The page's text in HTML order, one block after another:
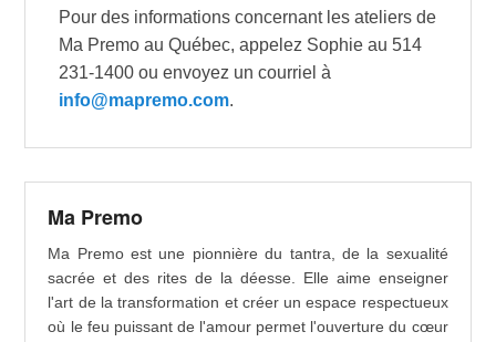
Pour des informations concernant les ateliers de
Ma Premo au Québec, appelez Sophie au 514
231-1400‬ ou envoyez un courriel à
info@mapremo.com.
Ma Premo
Ma Premo est une pionnière du tantra, de la sexualité
sacrée et des rites de la déesse. Elle aime enseigner
l'art de la transformation et créer un espace respectueux
où le feu puissant de l'amour permet l'ouverture du cœur